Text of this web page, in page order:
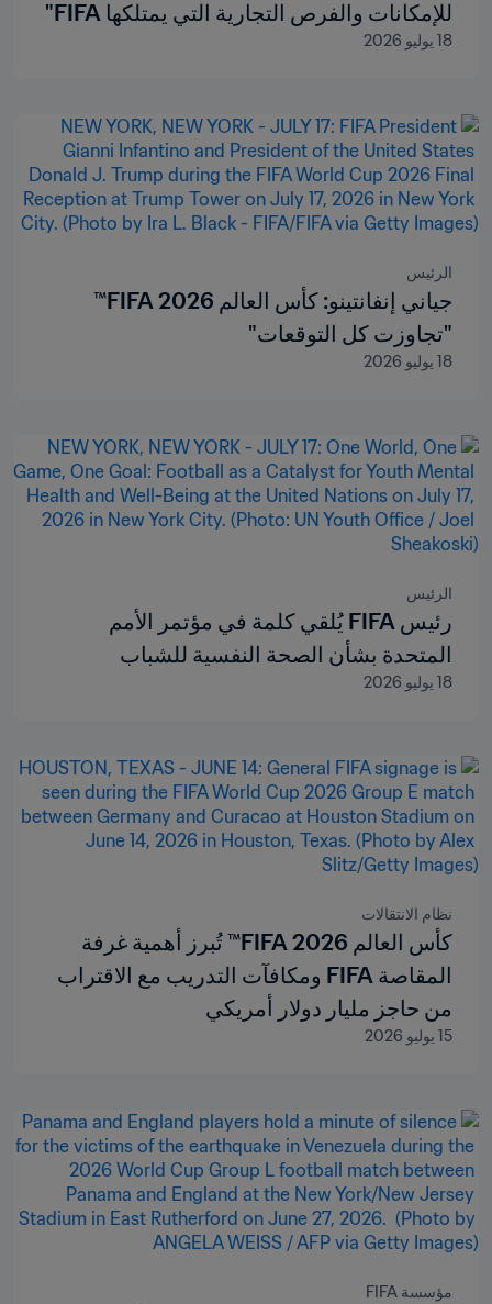
للإمكانات والفرص التجارية التي يمتلكها FIFA"
18 يوليو 2026
الرئيس
جياني إنفانتينو: كأس العالم 2026 FIFA™
"تجاوزت كل التوقعات"
18 يوليو 2026
الرئيس
رئيس FIFA يُلقي كلمة في مؤتمر الأمم
المتحدة بشأن الصحة النفسية للشباب
18 يوليو 2026
نظام الانتقالات
كأس العالم 2026 FIFA™ تُبرز أهمية غرفة
المقاصة FIFA ومكافآت التدريب مع الاقتراب
من حاجز مليار دولار أمريكي
15 يوليو 2026
مؤسسة FIFA